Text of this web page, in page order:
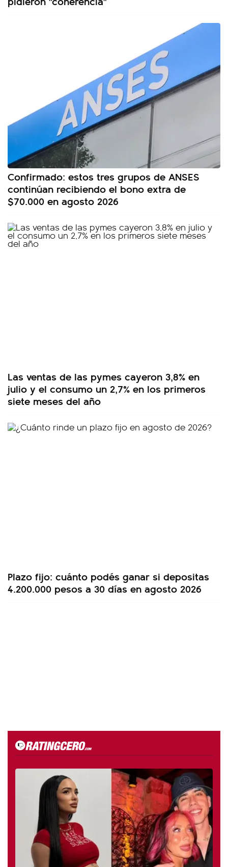
Confirmado: estos tres grupos de ANSES
continúan recibiendo el bono extra de
$70.000 en agosto 2026
Las ventas de las pymes cayeron 3,8% en
julio y el consumo un 2,7% en los primeros
siete meses del año
Plazo fijo: cuánto podés ganar si depositas
4.200.000 pesos a 30 días en agosto 2026